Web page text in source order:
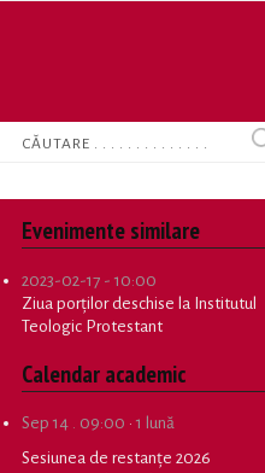
Search
Evenimente similare
2023-02-17 - 10:00
Ziua porților deschise la Institutul
Teologic Protestant
Calendar academic
Sep 14 . 09:00 · 1 lună
Sesiunea de restanțe 2026